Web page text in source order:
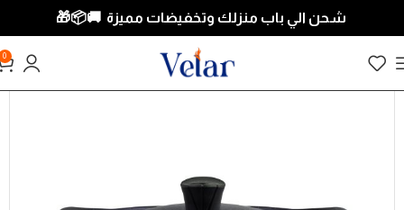
شحن الي باب منزلك وتخفيضات مميزة 🚚📦🎁
0